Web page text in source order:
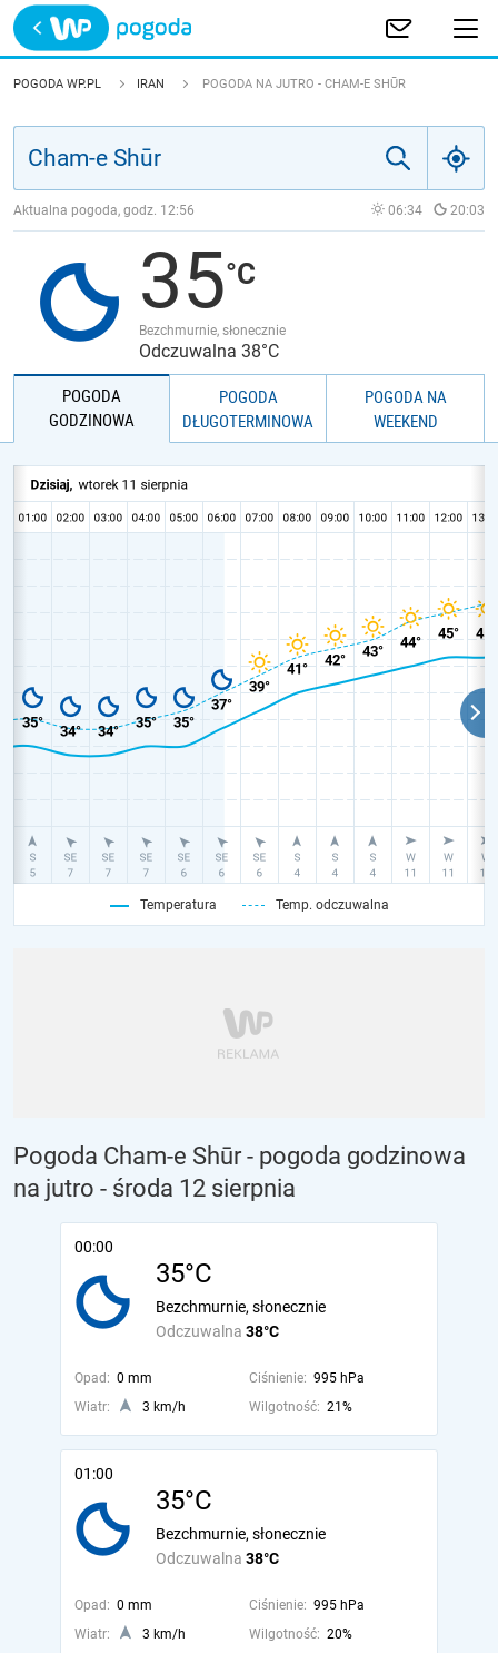
Trwa ładowanie
POLSKA
JAKOŚĆ POWIETRZA
POGODA WP.PL IRAN POGODA NA JUTRO - CHAM-E SHŪR
Aktualna pogoda, godz. 12:56 06:34 20:03
35
Bezchmurnie, słonecznie
Odczuwalna 38°C
POGODA
GODZINOWA
POGODA
DŁUGOTERMINOWA
POGODA NA
WEEKEND
Temperatura Temp. odczuwalna
Pogoda Cham-e Shūr - pogoda godzinowa
na jutro - środa 12 sierpnia
00:00
35°C
Odczuwalna 38°C
Bezchmurnie, słonecznie
Opad: 0 mm Ciśnienie: 995 hPa
Wiatr:
3 km/h Wilgotność: 21%
01:00
35°C
Odczuwalna 38°C
Bezchmurnie, słonecznie
Opad: 0 mm Ciśnienie: 995 hPa
Wiatr:
3 km/h Wilgotność: 20%